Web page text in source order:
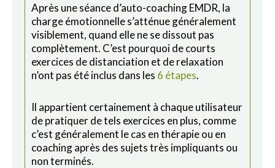
Après une séance d’auto-coaching EMDR, la
charge émotionnelle s’atténue généralement
visiblement, quand elle ne se dissout pas
complètement. C’est pourquoi de courts
exercices de distanciation et de relaxation
n’ont pas été inclus dans les 6 étapes.
Il appartient certainement à chaque utilisateur
de pratiquer de tels exercices en plus, comme
c’est généralement le cas en thérapie ou en
coaching après des sujets très impliquants ou
non terminés.